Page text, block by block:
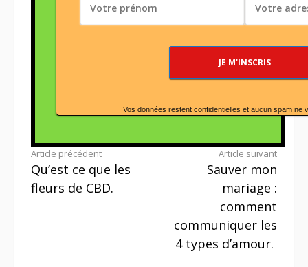
Vos données restent confidentielles et aucun spam ne
Lire
la
Article précédent
Qu’est ce que les
fleurs de CBD.
Article suivant
Sauver mon
mariage :
comment
communiquer les
4 types d’amour.